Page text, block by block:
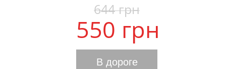
644 грн
550 грн
В дороге